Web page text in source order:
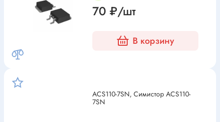
70 ₽/шт
В корзину
ACS110-7SN, Симистор ACS110-
7SN